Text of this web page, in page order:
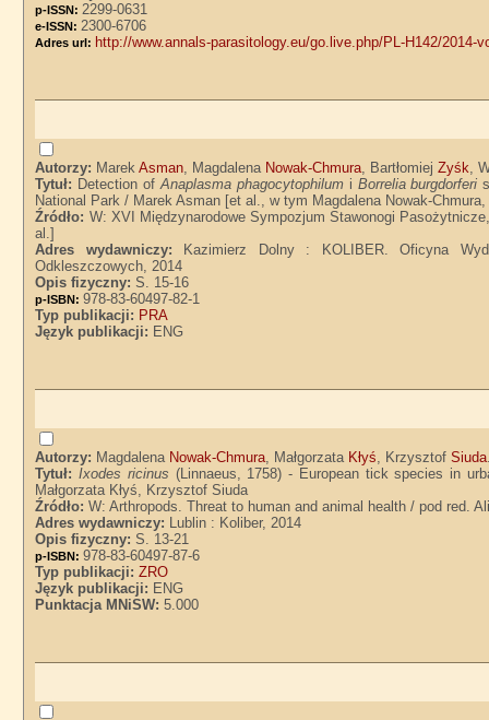
p-ISSN: 2299-0631
e-ISSN: 2300-6706
Adres url: http://www.annals-parasitology.eu/go.live.php/PL-H142/2014-
Autorzy: MarekAsman , Magdalena Nowak-Chmura , BartłomiejZyśk ,
Tytuł: Detection of Anaplasma phagocytophilumi Borrelia burgdorferi
National Park / Marek Asman [et al., w tym Magdalena Nowak-
Źródło: W: XVI Międzynarodowe Sympozjum Stawonogi
al.]
Adres wydawniczy:
Kazimierz Dolny : KOLIBER. Oficyna
Odkleszczowych, 2014
Opis fizyczny:S. 15-16
p-ISBN:978-83-60497-82-1
Typ publikacji: PRA
Język publikacji: ENG
Autorzy: Magdalena Nowak-Chmura , Małgorzata Kłyś , KrzysztofSiuda
Tytuł:Ixodes ricinus (Linnaeus, 1758) - European tick species in
Małgorzata Kłyś, Krzysztof Siuda
Źródło:W: Arthropods. Threat to human and animal health / pod red.
Adres wydawniczy:
Lublin : Koliber, 2014
Opis fizyczny:S. 13-21
p-ISBN:978-83-60497-87-6
Typ publikacji:ZRO
Język publikacji: ENG
Punktacja MNiSW:5.000